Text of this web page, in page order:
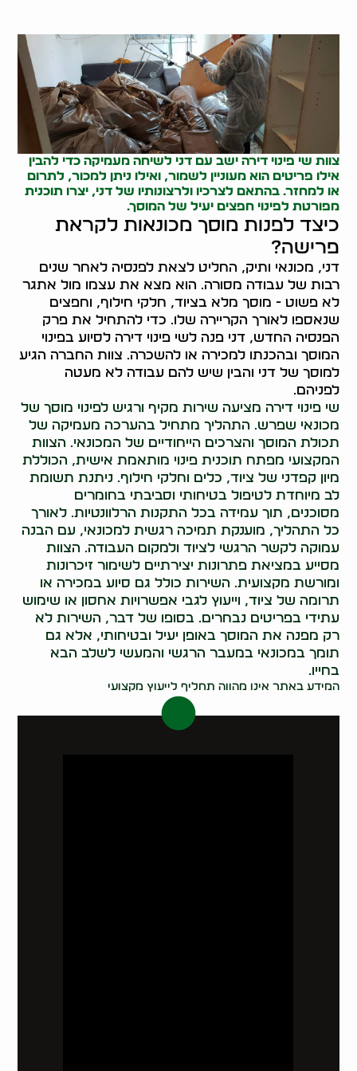
צוות שי פינוי דירה ישב עם דני לשיחה מעמיקה כדי להבין
אילו פריטים הוא מעוניין לשמור, ואילו ניתן למכור, לתרום
או למחזר. בהתאם לצרכיו ולרצונותיו של דני, יצרו תוכנית
מפורטת לפינוי חפצים יעיל של המוסך.
כיצד לפנות מוסך מכונאות לקראת
פרישה?
דני, מכונאי ותיק, החליט לצאת לפנסיה לאחר שנים
רבות של עבודה מסורה. הוא מצא את עצמו מול אתגר
לא פשוט - מוסך מלא בציוד, חלקי חילוף, וחפצים
שנאספו לאורך הקריירה שלו. כדי להתחיל את פרק
הפנסיה החדש, דני פנה לשי פינוי דירה לסיוע בפינוי
המוסך ובהכנתו למכירה או להשכרה. צוות החברה הגיע
למוסך של דני והבין שיש להם עבודה לא מעטה
לפניהם.
שי פינוי דירה מציעה שירות מקיף ורגיש לפינוי מוסך של
מכונאי שפרש. התהליך מתחיל בהערכה מעמיקה של
תכולת המוסך והצרכים הייחודיים של המכונאי. הצוות
המקצועי מפתח תוכנית פינוי מותאמת אישית, הכוללת
מיון קפדני של ציוד, כלים וחלקי חילוף. ניתנת תשומת
לב מיוחדת לטיפול בטיחותי וסביבתי בחומרים
מסוכנים, תוך עמידה בכל התקנות הרלוונטיות. לאורך
כל התהליך, מוענקת תמיכה רגשית למכונאי, עם הבנה
עמוקה לקשר הרגשי לציוד ולמקום העבודה. הצוות
מסייע במציאת פתרונות יצירתיים לשימור זיכרונות
ומורשת מקצועית. השירות כולל גם סיוע במכירה או
תרומה של ציוד, וייעוץ לגבי אפשרויות אחסון או שימוש
עתידי בפריטים נבחרים. בסופו של דבר, השירות לא
רק מפנה את המוסך באופן יעיל ובטיחותי, אלא גם
תומך במכונאי במעבר הרגשי והמעשי לשלב הבא
בחייו.
המידע באתר אינו מהווה תחליף לייעוץ מקצועי